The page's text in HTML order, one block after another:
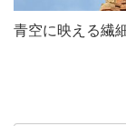
青空に映える繊